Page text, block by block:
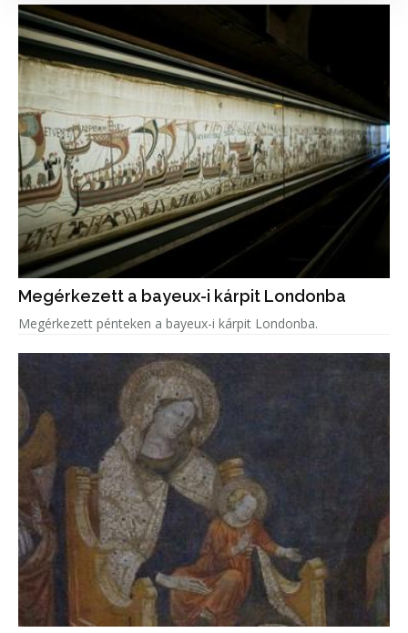
Megérkezett a bayeux-i kárpit Londonba
Megérkezett pénteken a bayeux-i kárpit Londonba.